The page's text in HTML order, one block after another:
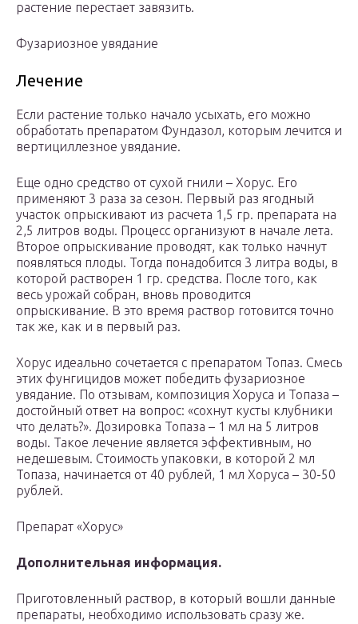
растение перестает завязить.
Фузариозное увядание
Лечение
Если растение только начало усыхать, его можно
обработать препаратом Фундазол, которым лечится и
вертициллезное увядание.
Еще одно средство от сухой гнили – Хорус. Его
применяют 3 раза за сезон. Первый раз ягодный
участок опрыскивают из расчета 1,5 гр. препарата на
2,5 литров воды. Процесс организуют в начале лета.
Второе опрыскивание проводят, как только начнут
появляться плоды. Тогда понадобится 3 литра воды, в
которой растворен 1 гр. средства. После того, как
весь урожай собран, вновь проводится
опрыскивание. В это время раствор готовится точно
так же, как и в первый раз.
Хорус идеально сочетается с препаратом Топаз. Смесь
этих фунгицидов может победить фузариозное
увядание. По отзывам, композиция Хоруса и Топаза –
достойный ответ на вопрос: «сохнут кусты клубники
что делать?». Дозировка Топаза – 1 мл на 5 литров
воды. Такое лечение является эффективным, но
недешевым. Стоимость упаковки, в которой 2 мл
Топаза, начинается от 40 рублей, 1 мл Хоруса – 30-50
рублей.
Препарат «Хорус»
Дополнительная информация.
Приготовленный раствор, в который вошли данные
препараты, необходимо использовать сразу же.